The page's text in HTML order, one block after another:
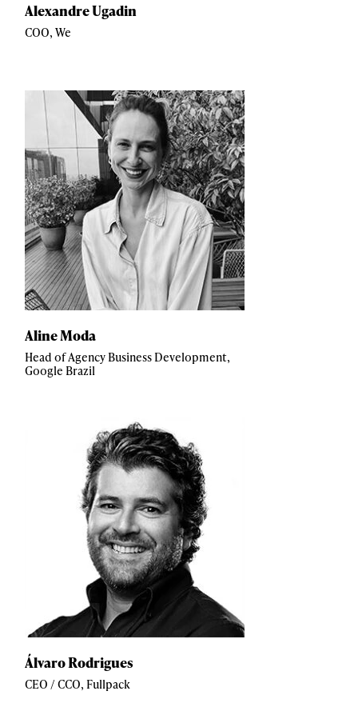
Alexandre Ugadin
COO, We
Aline Moda
Head of Agency Business Development,
Google Brazil
Álvaro Rodrigues
CEO / CCO, Fullpack